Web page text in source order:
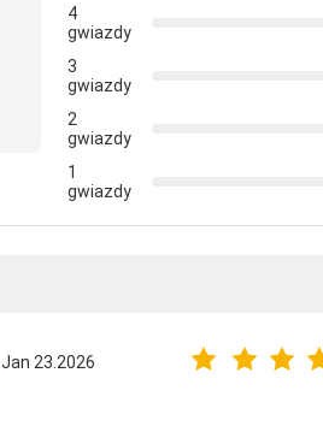
4
gwiazdy
3
gwiazdy
2
gwiazdy
1
gwiazdy
Jan 23.2026